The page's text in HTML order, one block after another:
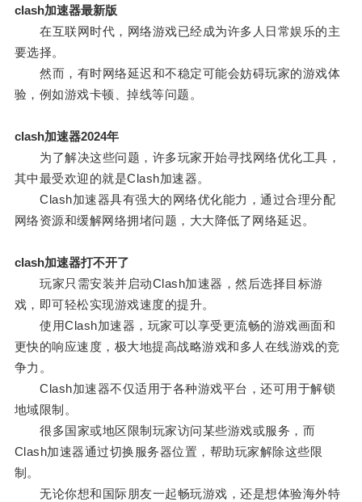
clash加速器最新版
在互联网时代，网络游戏已经成为许多人日常娱乐的主
要选择。
然而，有时网络延迟和不稳定可能会妨碍玩家的游戏体
验，例如游戏卡顿、掉线等问题。
clash加速器2024年
为了解决这些问题，许多玩家开始寻找网络优化工具，
其中最受欢迎的就是Clash加速器。
Clash加速器具有强大的网络优化能力，通过合理分配
网络资源和缓解网络拥堵问题，大大降低了网络延迟。
clash加速器打不开了
玩家只需安装并启动Clash加速器，然后选择目标游
戏，即可轻松实现游戏速度的提升。
使用Clash加速器，玩家可以享受更流畅的游戏画面和
更快的响应速度，极大地提高战略游戏和多人在线游戏的竞
争力。
Clash加速器不仅适用于各种游戏平台，还可用于解锁
地域限制。
很多国家或地区限制玩家访问某些游戏或服务，而
Clash加速器通过切换服务器位置，帮助玩家解除这些限
制。
无论你想和国际朋友一起畅玩游戏，还是想体验海外特